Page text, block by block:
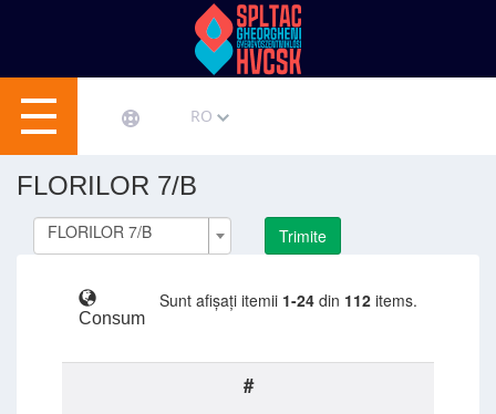
RO
FLORILOR 7/B
FLORILOR 7/B Trimite
Sunt afișați itemii 1-24 din 112 items.
Consum
#